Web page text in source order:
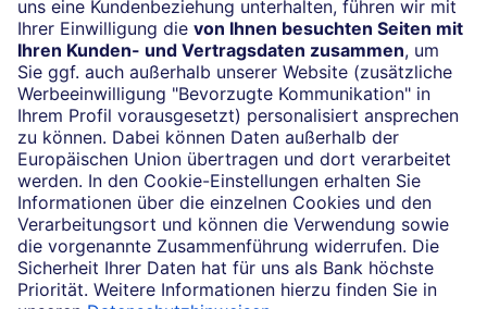
Impressum
Rechtliche Hinweise
Datenschutz
Cookie-Einstellungen